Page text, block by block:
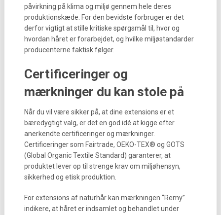
påvirkning på klima og miljø gennem hele deres
produktionskæde. For den bevidste forbruger er det
derfor vigtigt at stille kritiske spørgsmål til, hvor og
hvordan håret er forarbejdet, og hvilke miljøstandarder
producenterne faktisk følger.
Certificeringer og
mærkninger du kan stole på
Når du vil være sikker på, at dine extensions er et
bæredygtigt valg, er det en god idé at kigge efter
anerkendte certificeringer og mærkninger.
Certificeringer som Fairtrade, OEKO-TEX® og GOTS
(Global Organic Textile Standard) garanterer, at
produktet lever op til strenge krav om miljøhensyn,
sikkerhed og etisk produktion.
For extensions af naturhår kan mærkningen “Remy”
indikere, at håret er indsamlet og behandlet under